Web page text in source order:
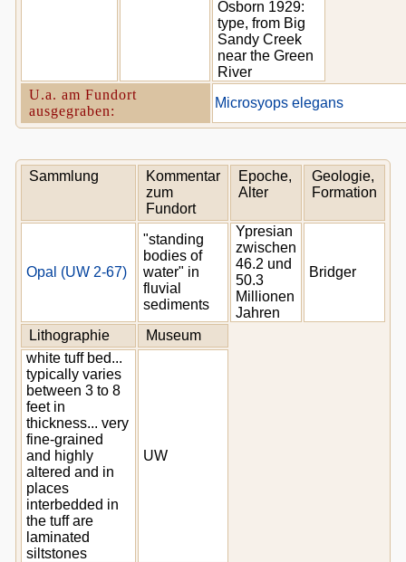
Osborn 1929:
type, from Big
Sandy Creek
near the Green
River
U.a. am Fundort
ausgegraben:
Microsyops elegans
Sammlung
Kommentar
zum
Fundort
Epoche,
Alter
Geologie,
Formation
Opal (UW 2-67)
"standing
bodies of
water" in
fluvial
sediments
Ypresian
zwischen
46.2 und
50.3
Millionen
Jahren
Bridger
Lithographie
Museum
white tuff bed...
typically varies
between 3 to 8
feet in
thickness... very
fine-grained
and highly
altered and in
places
interbedded in
the tuff are
laminated
siltstones
UW